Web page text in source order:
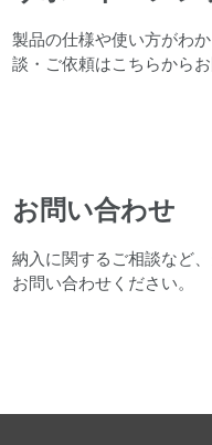
製品の仕様や使い方がわ
談・ご依頼はこちらから
お問い合わせ
納入に関するご相談など
お問い合わせください。